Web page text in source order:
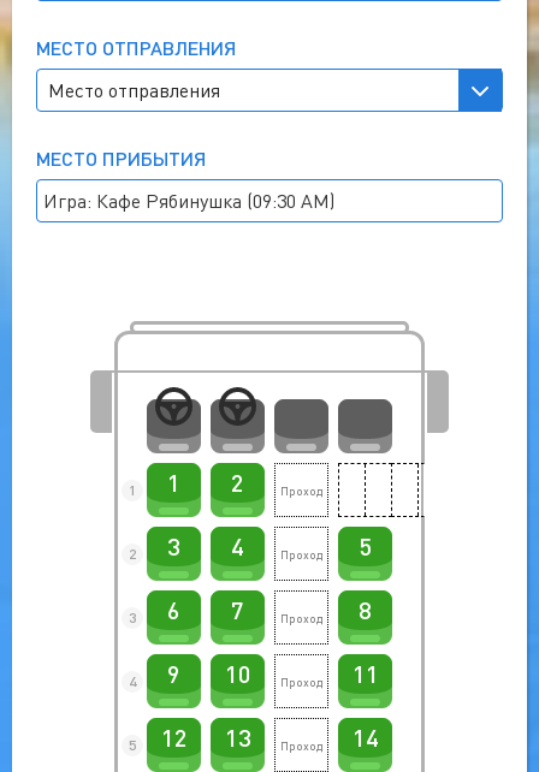
МЕСТО ОТПРАВЛЕНИЯ
МЕСТО ПРИБЫТИЯ
Игра: Кафе Рябинушка (09:30 AM)
1 1 2
2 3 4 5
3 6 7 8
4 9 10 11
5 12 13 14